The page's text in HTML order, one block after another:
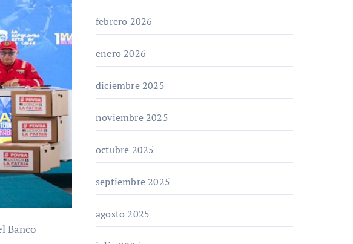
febrero 2026
enero 2026
diciembre 2025
noviembre 2025
octubre 2025
septiembre 2025
agosto 2025